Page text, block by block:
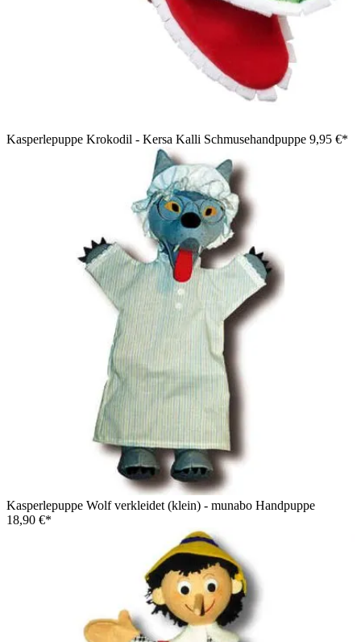
Kasperlepuppe Krokodil - Kersa Kalli Schmusehandpuppe 9,95 €*
Kasperlepuppe Wolf verkleidet (klein) - munabo Handpuppe
18,90 €*